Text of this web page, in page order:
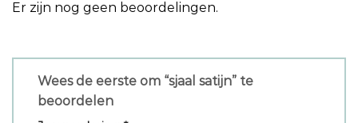
Er zijn nog geen beoordelingen.
Wees de eerste om “sjaal satijn” te
beoordelen